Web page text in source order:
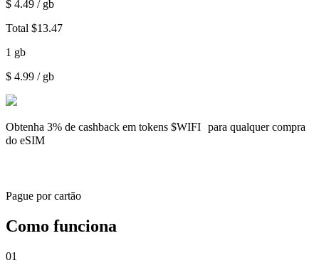
$ 4.49 / gb
Total $13.47
1 gb
$ 4.99 / gb
Obtenha 3% de cashback em tokens $WIFI para qualquer compra
do eSIM
Pague por cartão
Como funciona
01